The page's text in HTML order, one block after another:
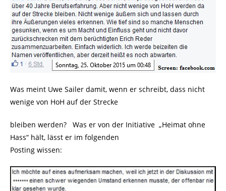
Was meint Uwe Sailer damit, wenn er schreibt, dass nicht
wenige von HoH auf der Strecke
bleiben werden? Was er von der Initiative „Heimat ohne
Hass“ hält, lässt er im folgenden
Posting wissen: